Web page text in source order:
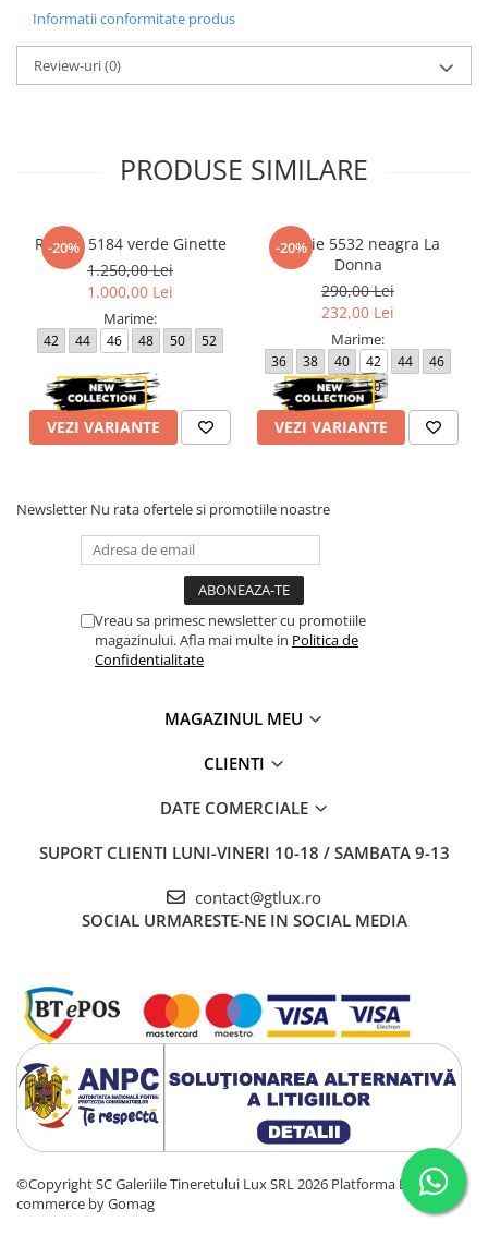
Informatii conformitate produs
Review-uri(0)
PRODUSE SIMILARE
-20%
Rochie 5184 verde Ginette
1.250,00 Lei
1.000,00 Lei
Marime:
42 44 46 48 50 52
VEZI VARIANTE
-20%
Rochie 5532 neagra La
Donna
290,00 Lei
232,00 Lei
Marime:
36 38 40 42 44
46
48
50
VEZI VARIANTE
Newsletter Nu rata ofertele si promotiile noastre
Vreau sa primesc newsletter cu promotiile
magazinului. Afla mai multe in Politica de
Confidentialitate
MAGAZINUL MEU
CLIENTI
DATE COMERCIALE
SUPORT CLIENTI LUNI-VINERI 10-18 / SAMBATA 9-13
contact@gtlux.ro
SOCIAL URMARESTE-NE IN SOCIAL MEDIA
©Copyright SC Galeriile Tineretului Lux SRL 2026 Platforma E-
commerce by Gomag